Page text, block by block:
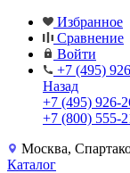
Избранное
Сравнение
Войти
+7 (495)
Назад
+7 (495) 926-
+7 (800) 555-
Москва,
Каталог